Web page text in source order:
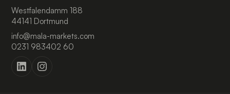
Westfalendamm 188
44141 Dortmund
info@mala-markets.com
0231 983402 60